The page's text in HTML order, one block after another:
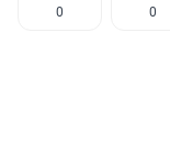
0 0